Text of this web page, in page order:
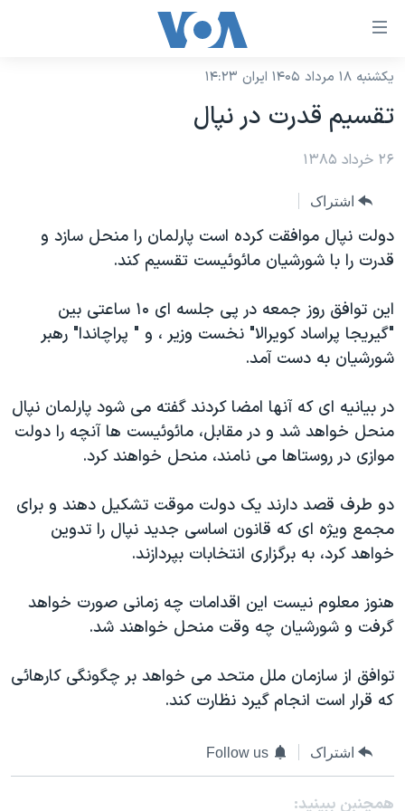
لینکهای
دسترسی
جهش
محتوای
جهش
به
صفحه
جهش
به
جستجو
نسخه سبک وب‌سایت
موضوع ها
ایران
جهان
گزیده‌ها
ویژه برنامه‌ها
فرهنگ و زندگی
حقوق شهروندی
علم و فناوری
اسرائیل در جنگ
آرشیو پخش زنده
برنامه های تلویزیونی
جدول برنامه ها
صفحه‌های ویژه
عملیات خشم حماسی
۲۵۰سالگی آمریکا
مستندها
انتخابات ریاست جمهوری آمریکا ۲۰۲۴
رمز مهسا
ورزش زنان در ایران
مجموعه مستندهای دادخواهی
دادگاه حمید نوری
چهل سال گروگان‌گیری
قانون شفافیت دارائی کادر رهبری ایران
اعتراضات مردمی آبان ۹۸
پخش رادیویی
یادگیری زبان انگلیسی
دنبال کنید
زبانهای مختلف
یکشنبه ۱۸ مرداد ۱۴۰۵ ایران ۱۴:۲۳
تقسيم قدرت در نپال
۲۶ خرداد ۱۳۸۵
اشتراک
دولت نپال موافقت کرده است پارلمان را منحل سازد و
قدرت را با شورشيان مائوئيست تقسيم کند.
اين توافق روز جمعه در پی جلسه ای ۱۰ ساعتی بين
"گيريجا پراساد کويرالا" نخست وزير ، و " پراچاندا" رهبر
شورشيان به دست آمد.
در بيانيه ای که آنها امضا کردند گفته می شود پارلمان نپال
منحل خواهد شد و در مقابل، مائوئيست ها آنچه را دولت
موازی در روستاها می نامند، منحل خواهند کرد.
دو طرف قصد دارند يک دولت موقت تشکيل دهند و برای
مجمع ويژه ای که قانون اساسی جديد نپال را تدوين
خواهد کرد، به برگزاری انتخابات بپردازند.
هنوز معلوم نيست اين اقدامات چه زمانی صورت خواهد
گرفت و شورشيان چه وقت منحل خواهند شد.
توافق از سازمان ملل متحد می خواهد بر چگونگی کارهائی
که قرار است انجام گيرد نظارت کند.
اشتراک Follow us
همچنبن ببینید: